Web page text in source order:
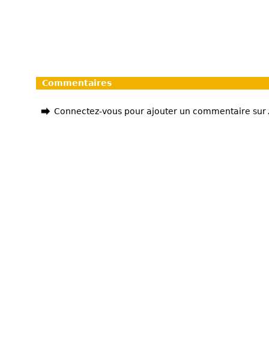
Commentaires
Connectez-vous pour ajouter un commentaire sur